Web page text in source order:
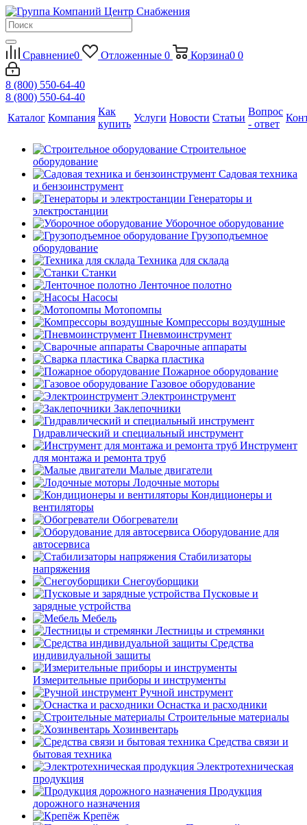
Сравнение0 Отложенные 0 Корзина0 0
8 (800) 550-64-40
8 (800) 550-64-40
Каталог Компания
Как
купить
Услуги Новости Статьи
Вопрос
- ответ
Строительное
оборудование
Садовая техника
и бензоинструмент
Генераторы и
электростанции
Уборочное оборудование
Грузоподъемное
оборудование
Техника для склада
Станки
Ленточное полотно
Насосы
Мотопомпы
Компрессоры воздушные
Пневмоинструмент
Сварочные аппараты
Сварка пластика
Пожарное оборудование
Газовое оборудование
Электроинструмент
Заклепочники
Гидравлический и специальный инструмент
Инструмент
для монтажа и ремонта труб
Малые двигатели
Лодочные моторы
Кондиционеры и
вентиляторы
Обогреватели
Оборудование для
автосервиса
Стабилизаторы
напряжения
Снегоуборщики
Пусковые и
зарядные устройства
Мебель
Лестницы и стремянки
Средства
индивидуальной защиты
Измерительные приборы и инструменты
Ручной инструмент
Оснастка и расходники
Строительные материалы
Хозинвентарь
Средства связи и
бытовая техника
Электротехническая
продукция
Продукция
дорожного назначения
Крепёж